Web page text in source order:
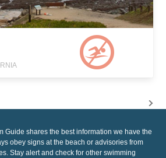
Guide shares the best information we have the
obey signs at the beach or advisories from
Stay alert and check for other swimming